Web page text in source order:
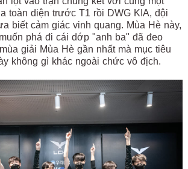
toàn diện trước T1 rồi DWG KIA, đội
biết cảm giác vinh quang. Mùa Hè này,
phá đi cái dớp "anh ba" đã đeo
giải Mùa Hè gần nhất mà mục tiêu
không gì khác ngoài chức vô địch.